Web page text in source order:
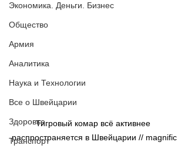
Экономика. Деньги. Бизнес
Общество
Армия
Аналитика
Наука и Технологии
Все о Швейцарии
Здоровье
Транспорт
Тигровый комар всё активнее
распространяется в Швейцарии // magnific